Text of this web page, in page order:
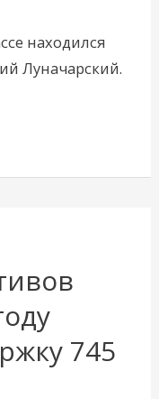
находился
Луначарский.
745